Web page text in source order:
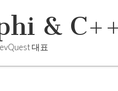
&
대표